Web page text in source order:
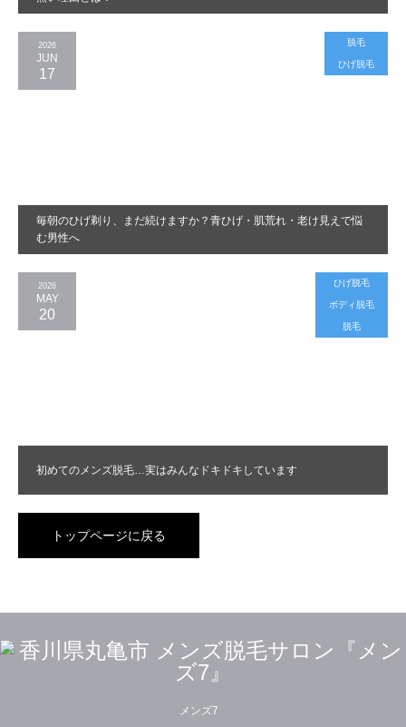
毎朝のひげ剃り、まだ続けますか？青ひげ・肌荒れ・老け見えで悩
む男性へ
2026
JUN
17
脱毛
ひげ脱毛
初めてのメンズ脱毛…実はみんなドキドキしています
2026
MAY
20
ひげ脱毛
ボディ脱毛
脱毛
トップページに戻る
メンズ7